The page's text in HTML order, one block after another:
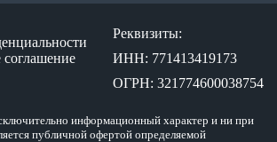
соглашение
Реквизиты:
ИНН: 771413419173
ОГРН: 321774600038754
информационный характер и ни при
публичной офертой определяемой